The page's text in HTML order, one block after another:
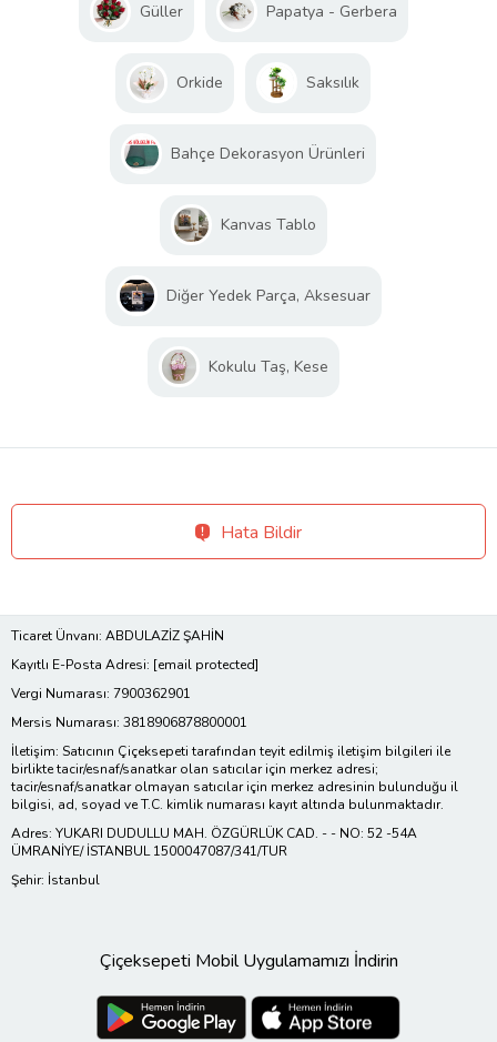
Güller Papatya - Gerbera
Orkide Saksılık
Bahçe Dekorasyon Ürünleri
Kanvas Tablo
Diğer Yedek Parça, Aksesuar
Kokulu Taş, Kese
Hata Bildir
Ticaret Ünvanı: ABDULAZİZ ŞAHİN
Kayıtlı E-Posta Adresi: [email protected]
Vergi Numarası: 7900362901
Mersis Numarası: 3818906878800001
İletişim: Satıcının Çiçeksepeti tarafından teyit edilmiş iletişim bilgileri ile
birlikte tacir/esnaf/sanatkar olan satıcılar için merkez adresi;
tacir/esnaf/sanatkar olmayan satıcılar için merkez adresinin bulunduğu il
bilgisi, ad, soyad ve T.C. kimlik numarası kayıt altında bulunmaktadır.
Adres: YUKARI DUDULLU MAH. ÖZGÜRLÜK CAD. - - NO: 52 -54A
ÜMRANİYE/ İSTANBUL 1500047087/341/TUR
Şehir: İstanbul
Çiçeksepeti Mobil Uygulamamızı İndirin